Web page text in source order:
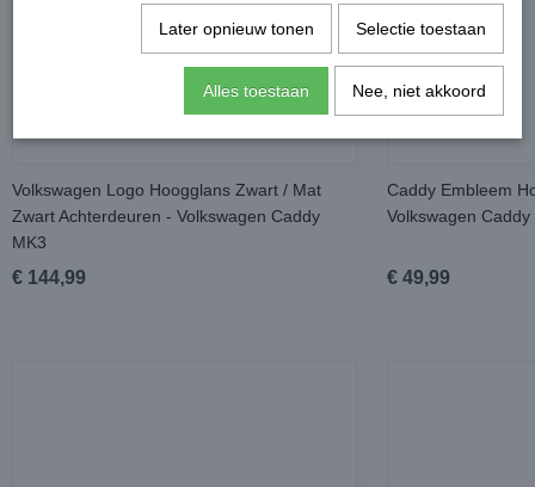
Volkswagen Logo Hoogglans Zwart / Mat
Zwart Achterdeuren - Volkswagen Caddy
MK3
€ 144,99
Caddy Embleem
Volkswagen Caddy
€ 49,99
Later opnieuw tonen Selectie toestaan
Alles toestaan Nee, niet akkoord